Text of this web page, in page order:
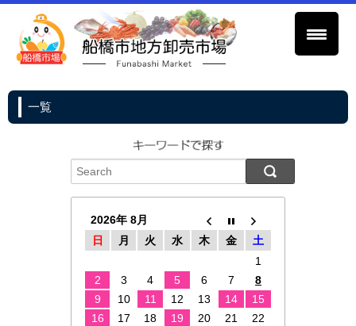
一覧
2026年 8月
日
月 火 水 木 金
土
1
2
3 4 5 6 7
8
9
10 11 12 13 14
15
16
17 18 19 20 21
22